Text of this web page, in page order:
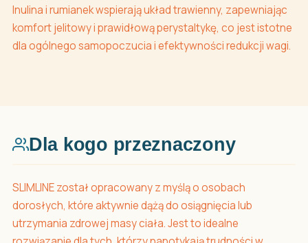
Inulina i rumianek wspierają układ trawienny, zapewniając
komfort jelitowy i prawidłową perystaltykę, co jest istotne
dla ogólnego samopoczucia i efektywności redukcji wagi.
Dla kogo przeznaczony
SLIMLINE został opracowany z myślą o osobach
dorosłych, które aktywnie dążą do osiągnięcia lub
utrzymania zdrowej masy ciała. Jest to idealne